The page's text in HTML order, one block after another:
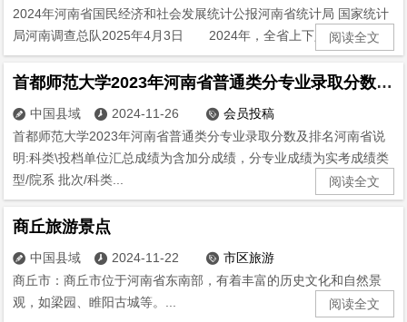
2024年河南省国民经济和社会发展统计公报河南省统计局 国家统计
局河南调查总队2025年4月3日 2024年，全省上下坚持...阅读全文
首都师范大学2023年河南省普通类分专业录取分数及排名
 中国县域  2024-11-26  会员投稿
首都师范大学2023年河南省普通类分专业录取分数及排名河南省说
明:科类\投档单位汇总成绩为含加分成绩，分专业成绩为实考成绩类
型/院系 批次/科类...
阅读全文
商丘旅游景点
 中国县域  2024-11-22  市区旅游
商丘市：商丘市位于河南省东南部，有着丰富的历史文化和自然景
观，如梁园、睢阳古城等。...
阅读全文